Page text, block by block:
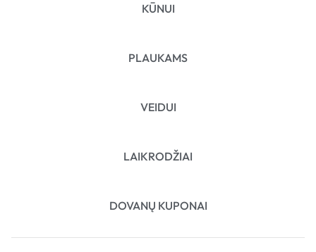
KŪNUI
PLAUKAMS
VEIDUI
LAIKRODŽIAI
DOVANŲ KUPONAI